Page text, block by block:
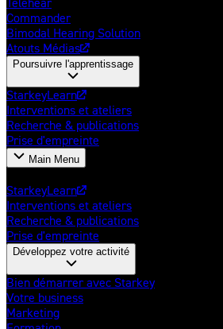
Commander
Bimodal Hearing Solution
Atouts Médias
Poursuivre l'apprentissage
StarkeyLearn
Interventions et ateliers
Recherche & publications
Prise d'empreinte
Main Menu
StarkeyLearn
Interventions et ateliers
Recherche & publications
Prise d'empreinte
Développez votre activité
Bien démarrer avec Starkey
Votre business
Marketing